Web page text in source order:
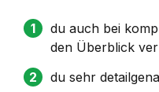
du auch bei
den Überblick
du sehr